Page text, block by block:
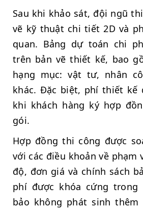
Sau khi khảo sát, đội ngũ
vẽ kỹ thuật chi tiết 2D và
quan. Bảng dự toán chi
trên bản vẽ thiết kế, bao
hạng mục: vật tư, nhân
khác. Đặc biệt, phí thiết kế
khi khách hàng ký hợp
gói.
Hợp đồng thi công được
với các điều khoản về phạm
độ, đơn giá và chính sách
phí được khóa cứng trong
bảo không phát sinh